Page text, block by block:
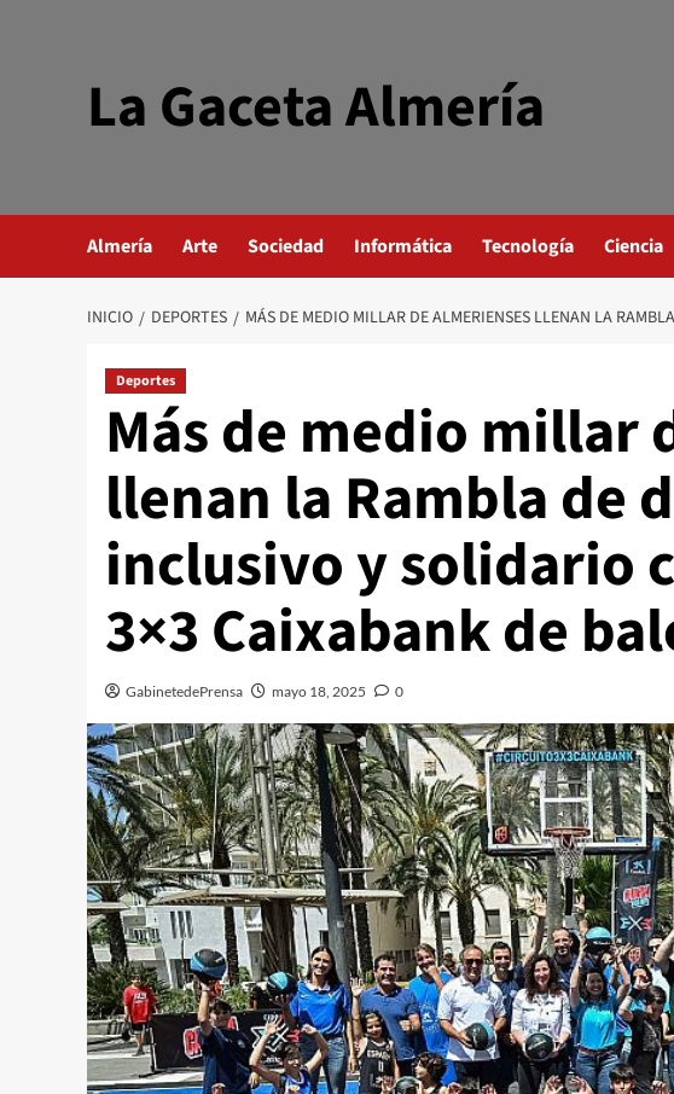
La Gaceta Almería
Almería Arte Sociedad Informática Tecnología Ciencia
INICIO DEPORTES MÁS DE MEDIO MILLAR DE ALMERIENSES LLENAN LA
Deportes
Más de medio millar
llenan la Rambla de
inclusivo y solidario
3×3 Caixabank de
GabinetedePrensa mayo 18, 2025 0